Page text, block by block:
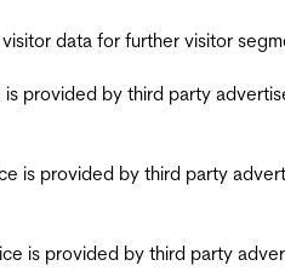
data for further visitor
provided by third party
is provided by third party
is provided by third party